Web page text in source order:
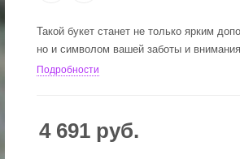
Такой букет станет не только ярким
но и символом вашей заботы и внимания
Подробности
4 691 руб.